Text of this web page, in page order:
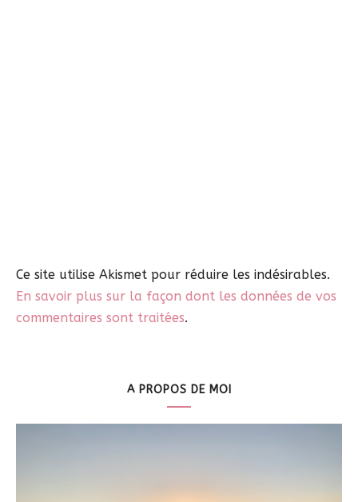
Ce site utilise Akismet pour réduire les indésirables.
En savoir plus sur la façon dont les données de vos
commentaires sont traitées.
A PROPOS DE MOI